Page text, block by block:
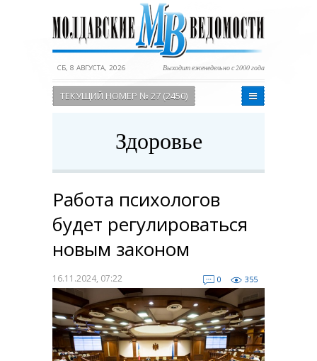
СБ, 8 АВГУСТА, 2026 Выходит еженедельно с 2000 года
ТЕКУЩИЙ НОМЕР № 27 (2450)
Здоровье
Работа психологов
будет регулироваться
новым законом
16.11.2024, 07:22 0 355